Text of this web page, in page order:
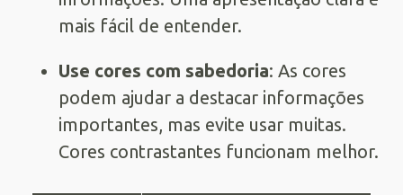
mais fácil de entender.
Use cores com sabedoria: As cores
podem ajudar a destacar informações
importantes, mas evite usar muitas.
Cores contrastantes funcionam melhor.